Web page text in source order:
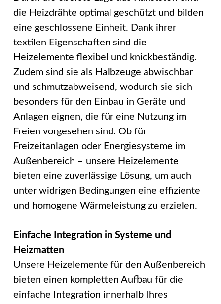
die Heizdrähte optimal geschützt und bilden
eine geschlossene Einheit. Dank ihrer
textilen Eigenschaften sind die
Heizelemente flexibel und knickbeständig.
Zudem sind sie als Halbzeuge abwischbar
und schmutzabweisend, wodurch sie sich
besonders für den Einbau in Geräte und
Anlagen eignen, die für eine Nutzung im
Freien vorgesehen sind. Ob für
Freizeitanlagen oder Energiesysteme im
Außenbereich – unsere Heizelemente
bieten eine zuverlässige Lösung, um auch
unter widrigen Bedingungen eine effiziente
und homogene Wärmeleistung zu erzielen.
Einfache Integration in Systeme und
Heizmatten
Unsere Heizelemente für den Außenbereich
bieten einen kompletten Aufbau für die
einfache Integration innerhalb Ihres